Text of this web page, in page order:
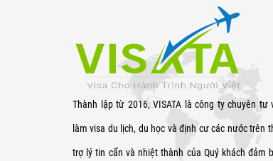
Thành lập từ 2016, VISATA là công ty chuyên tư
làm visa du lịch, du học và định cư các nước trên
trợ lý tin cẩn và nhiệt thành của Quý khách đảm